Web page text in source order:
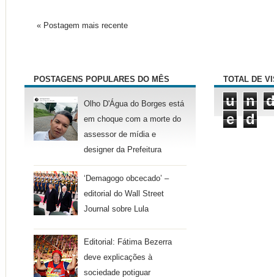
« Postagem mais recente
POSTAGENS POPULARES DO MÊS
Olho D'Água do Borges está
em choque com a morte do
assessor de mídia e
designer da Prefeitura
‘Demagogo obcecado’ –
editorial do Wall Street
Journal sobre Lula
Editorial: Fátima Bezerra
deve explicações à
sociedade potiguar
TOTAL DE
u n
e
d